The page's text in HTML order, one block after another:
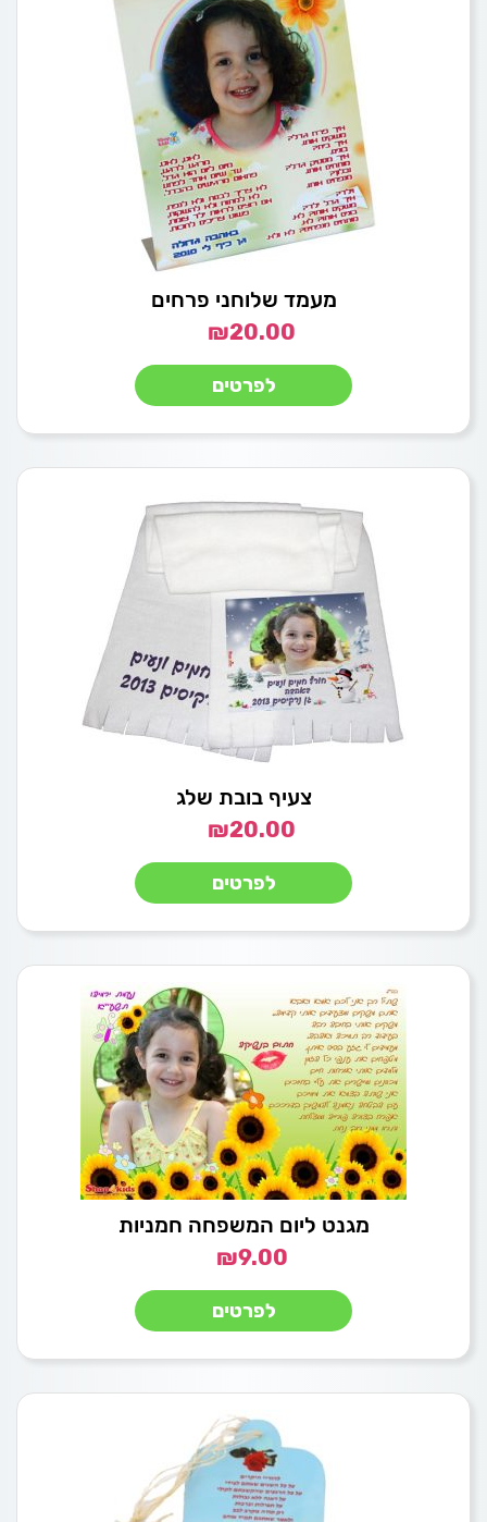
מעמד שלוחני פרחים
₪20.00
לפרטים
צעיף בובת שלג
₪20.00
לפרטים
מגנט ליום המשפחה חמניות
₪9.00
לפרטים